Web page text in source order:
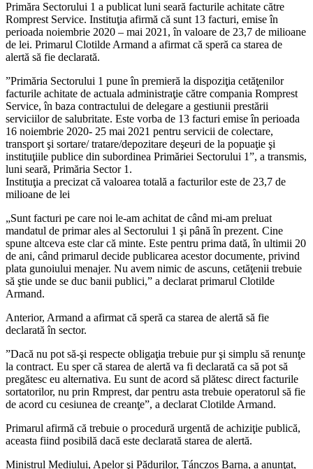
Primăra Sectorului 1 a publicat luni seară facturile achitate către
Romprest Service. Instituţia afirmă că sunt 13 facturi, emise în
perioada noiembrie 2020 – mai 2021, în valoare de 23,7 de milioane
de lei. Primarul Clotilde Armand a afirmat că speră ca starea de
alertă să fie declarată.
”Primăria Sectorului 1 pune în premieră la dispoziţia cetăţenilor
facturile achitate de actuala administraţie către compania Romprest
Service, în baza contractului de delegare a gestiunii prestării
serviciilor de salubritate. Este vorba de 13 facturi emise în perioada
16 noiembrie 2020- 25 mai 2021 pentru servicii de colectare,
transport şi sortare/ tratare/depozitare deşeuri de la popuaţie şi
instituţiile publice din subordinea Primăriei Sectorului 1”, a transmis,
luni seară, Primăria Sector 1.
Instituţia a precizat că valoarea totală a facturilor este de 23,7 de
milioane de lei
„Sunt facturi pe care noi le-am achitat de când mi-am preluat
mandatul de primar ales al Sectorului 1 şi până în prezent. Cine
spune altceva este clar că minte. Este pentru prima dată, în ultimii 20
de ani, când primarul decide publicarea acestor documente, privind
plata gunoiului menajer. Nu avem nimic de ascuns, cetăţenii trebuie
să ştie unde se duc banii publici,” a declarat primarul Clotilde
Armand.
Anterior, Armand a afirmat că speră ca starea de alertă să fie
declarată în sector.
”Dacă nu pot să-şi respecte obligaţia trebuie pur şi simplu să renunţe
la contract. Eu sper că starea de alertă va fi declarată ca să pot să
pregătesc eu alternativa. Eu sunt de acord să plătesc direct facturile
sortatorilor, nu prin Rmprest, dar pentru asta trebuie operatorul să fie
de acord cu cesiunea de creanţe”, a declarat Clotilde Armand.
Primarul afirmă că trebuie o procedură urgentă de achiziţie publică,
aceasta fiind posibilă dacă este declarată starea de alertă.
Ministrul Mediului, Apelor şi Pădurilor, Tánczos Barna, a anunţat,